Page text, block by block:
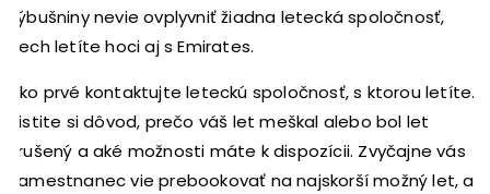
výbušniny nevie ovplyvniť žiadna letecká spoločnosť,
nech letíte hoci aj s Emirates.
Ako prvé kontaktujte leteckú spoločnosť, s ktorou letíte.
Zistite si dôvod, prečo váš let meškal alebo bol let
zrušený a aké možnosti máte k dispozícii. Zvyčajne vás
zamestnanec vie prebookovať na najskorší možný let, a